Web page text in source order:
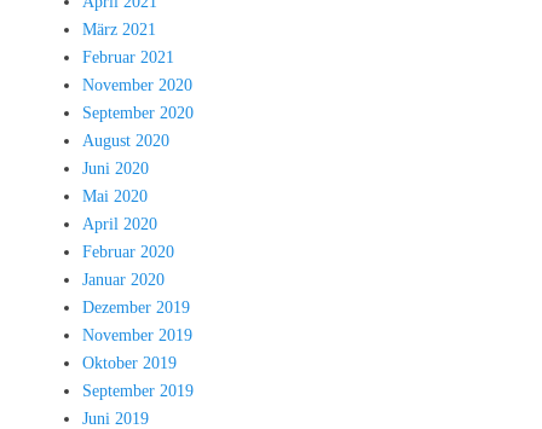
März 2021
Februar 2021
November 2020
September 2020
August 2020
Juni 2020
Mai 2020
April 2020
Februar 2020
Januar 2020
Dezember 2019
November 2019
Oktober 2019
September 2019
Juni 2019